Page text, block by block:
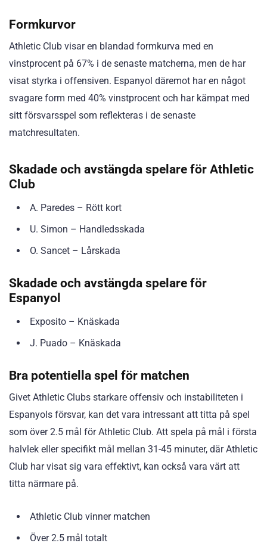
Formkurvor
Athletic Club visar en blandad formkurva med en
vinstprocent på 67% i de senaste matcherna, men de har
visat styrka i offensiven. Espanyol däremot har en något
svagare form med 40% vinstprocent och har kämpat med
sitt försvarsspel som reflekteras i de senaste
matchresultaten.
Skadade och avstängda spelare för Athletic
Club
A. Paredes – Rött kort
U. Simon – Handledsskada
O. Sancet – Lårskada
Skadade och avstängda spelare för
Espanyol
Exposito – Knäskada
J. Puado – Knäskada
Bra potentiella spel för matchen
Givet Athletic Clubs starkare offensiv och instabiliteten i
Espanyols försvar, kan det vara intressant att titta på spel
som över 2.5 mål för Athletic Club. Att spela på mål i första
halvlek eller specifikt mål mellan 31-45 minuter, där Athletic
Club har visat sig vara effektivt, kan också vara värt att
titta närmare på.
Athletic Club vinner matchen
Över 2.5 mål totalt